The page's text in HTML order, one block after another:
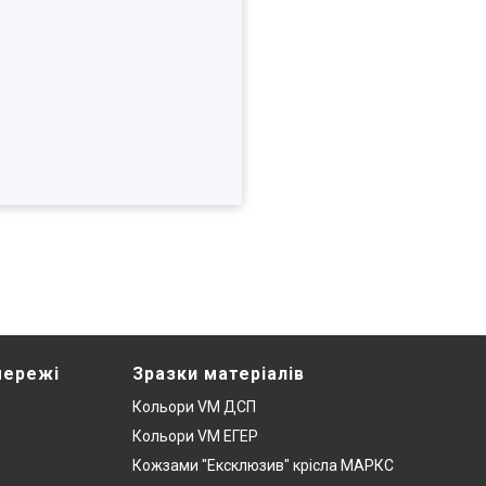
Зразки матеріалів
Кольори VM ДСП
Кольори VM ЕГЕР
Кожзами "Ексклюзив" крісла МАРКС